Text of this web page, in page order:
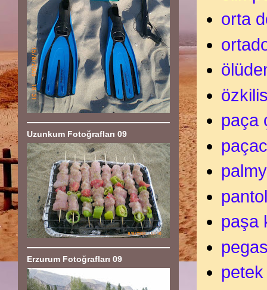
orta
paça
paşa
Uzunkum Fotoğrafları 09
Erzurum Fotoğrafları 09